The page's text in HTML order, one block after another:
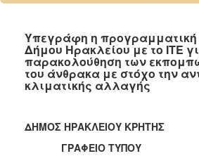
2024
2022
2021
2020
2018
2017
Υπεγράφη η προγραμματική
Δήμου Ηρακλείου με το ΙΤΕ
παρακολούθηση των
του άνθρακα με στόχο την
κλιματικής αλλαγής
ΔΗΜΟΣ ΗΡΑΚΛΕΙΟΥ ΚΡΗΤΗΣ
ΓΡΑΦΕΙΟ ΤΥΠΟΥ